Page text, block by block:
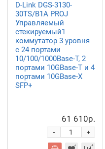
D-Link DGS-3130-
30TS/B1A PROJ
Управляемый
стекируемый1
коммутатор 3 уровня
с 24 портами
10/100/1000Base-T, 2
портами 10GBase-T и 4
портами 10GBase-X
SFP+
61 610р.
+
-